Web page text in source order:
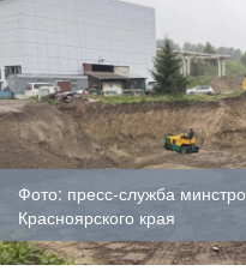
Фото: пресс-служба
Красноярского края